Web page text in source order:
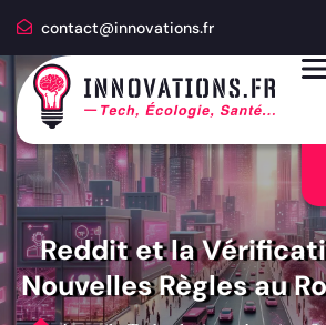
contact@innovations.fr
Reddit et la
Nouvelles Règles au